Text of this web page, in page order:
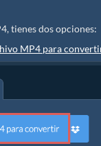
tienes dos opciones:
MP4 para